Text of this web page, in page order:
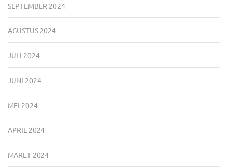
SEPTEMBER 2024
AGUSTUS 2024
JULI 2024
JUNI 2024
MEI 2024
APRIL 2024
MARET 2024